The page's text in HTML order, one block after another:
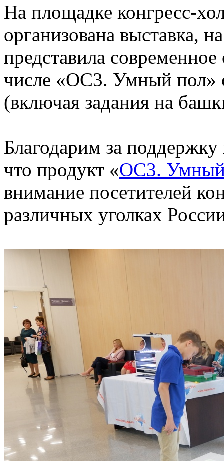
На площадке конгресс-
организована выставка,
представила
числе «ОС3. Умный пол»
(включая задания на
Благодарим за
что продукт «ОС3.
внимание посетителей
различных уголках